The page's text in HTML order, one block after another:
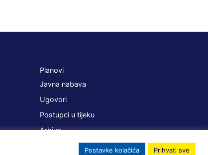
Planovi
Javna nabava
Ugovori
Postupci u tijeku
Arhiva
Postavke kolačića Prihvati sve